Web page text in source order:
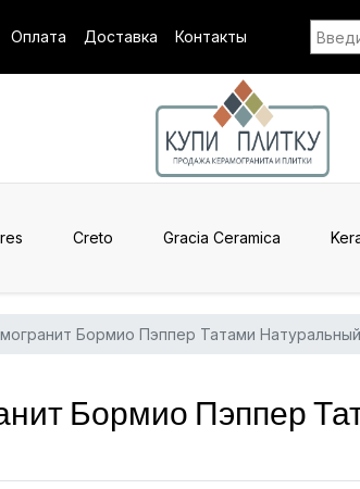
Оплата Доставка Контакты
Creto Gracia Ceramica
Бормио Пэппер Татами
Бормио Пэппер